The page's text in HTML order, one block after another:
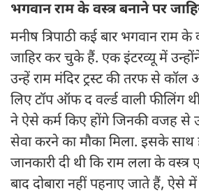
भगवान राम के वस्त्र बनाने पर
मनीष त्रिपाठी कई बार भगवान राम के
जाहिर कर चुके हैं. एक इंटरव्यू में
उन्हें राम मंदिर ट्रस्ट की तरफ से कॉल
लिए टॉप ऑफ द वर्ल्ड वाली फीलिंग
ने ऐसे कर्म किए होंगे जिनकी वजह से
सेवा करने का मौका मिला. इसके साथ
जानकारी दी थी कि राम लला के
बाद दोबारा नहीं पहनाए जाते हैं, ऐसे में